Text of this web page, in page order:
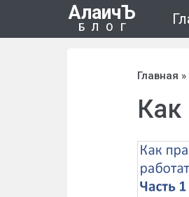
АлаичЪ
БЛОГ
Главная »
Как